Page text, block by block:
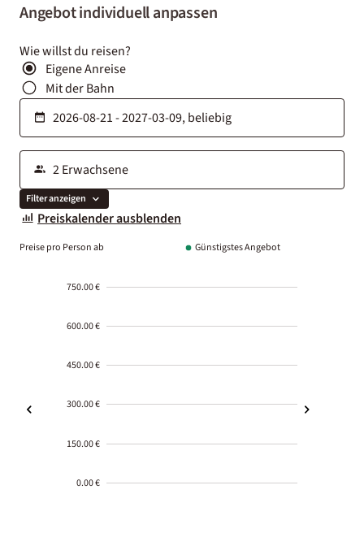
Angebot individuell anpassen
Wie willst du reisen?
Eigene Anreise
Mit der Bahn
Filter anzeigen
Preiskalender ausblenden
Preise pro Person ab Günstigstes Angebot
750.00 €
600.00 €
450.00 €
300.00 €
150.00 €
0.00 €